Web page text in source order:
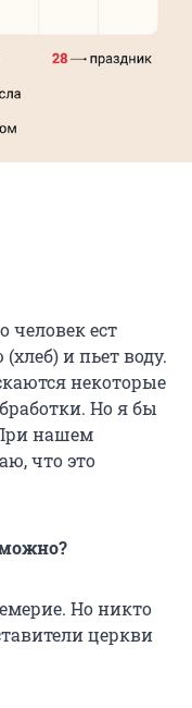
человек ест
и пьет воду.
некоторые
Но я бы
нашем
что это
Но никто
церкви